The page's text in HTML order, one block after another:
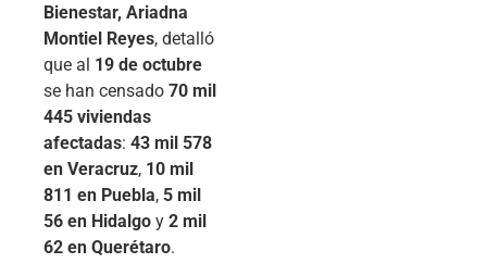
Bienestar, Ariadna
Montiel Reyes, detalló
que al 19 de octubre
se han censado 70 mil
445 viviendas
afectadas: 43 mil 578
en Veracruz, 10 mil
811 en Puebla, 5 mil
56 en Hidalgo y 2 mil
62 en Querétaro.